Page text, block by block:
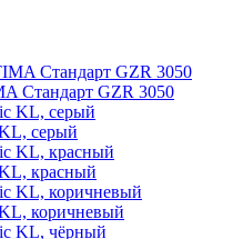
Стандарт GZR 3050
серый
красный
коричневый